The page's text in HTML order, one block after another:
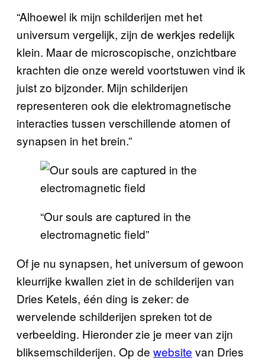
“Alhoewel ik mijn schilderijen met het
universum vergelijk, zijn de werkjes redelijk
klein. Maar de microscopische, onzichtbare
krachten die onze wereld voortstuwen vind ik
juist zo bijzonder. Mijn schilderijen
representeren ook die elektromagnetische
interacties tussen verschillende atomen of
synapsen in het brein.”
“Our souls are captured in the
electromagnetic field”
Of je nu synapsen, het universum of gewoon
kleurrijke kwallen ziet in de schilderijen van
Dries Ketels, één ding is zeker: de
wervelende schilderijen spreken tot de
verbeelding. Hieronder zie je meer van zijn
bliksemschilderijen. Op de website van Dries